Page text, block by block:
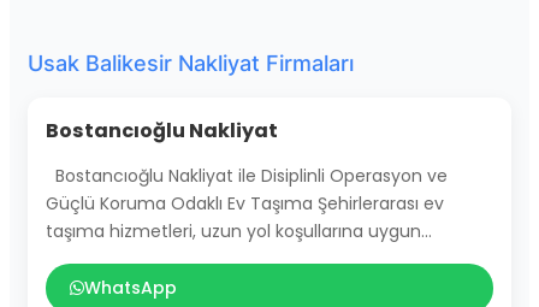
Usak Balikesir Nakliyat Firmaları
Bostancıoğlu Nakliyat
Bostancıoğlu Nakliyat ile Disiplinli Operasyon ve
Güçlü Koruma Odaklı Ev Taşıma Şehirlerarası ev
taşıma hizmetleri, uzun yol koşullarına uygun…
WhatsApp